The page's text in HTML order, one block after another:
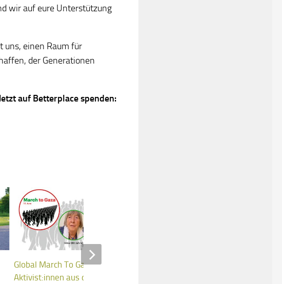
wir auf eure Unterstützung
uns, einen Raum für
der Generationen
auf Betterplace spenden:
Global March To Gaza – Mit drei
Aktivist:innen aus dem Ökodorf